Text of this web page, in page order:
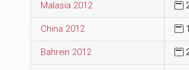
Malasia 2012
China 2012
Bahrein 2012